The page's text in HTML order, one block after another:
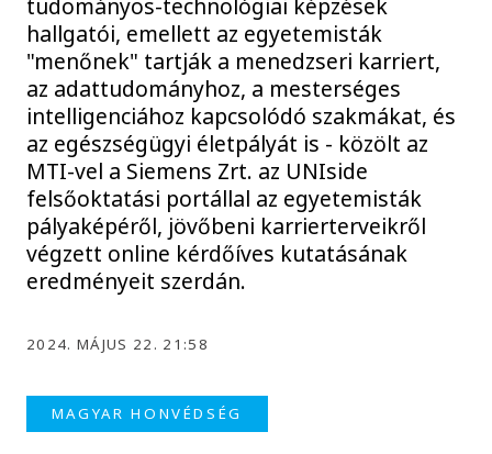
tudományos-technológiai képzések
hallgatói, emellett az egyetemisták
"menőnek" tartják a menedzseri karriert,
az adattudományhoz, a mesterséges
intelligenciához kapcsolódó szakmákat, és
az egészségügyi életpályát is - közölt az
MTI-vel a Siemens Zrt. az UNIside
felsőoktatási portállal az egyetemisták
pályaképéről, jövőbeni karrierterveikről
végzett online kérdőíves kutatásának
eredményeit szerdán.
2024. MÁJUS 22. 21:58
MAGYAR HONVÉDSÉG